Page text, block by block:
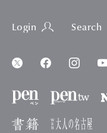
Login Search